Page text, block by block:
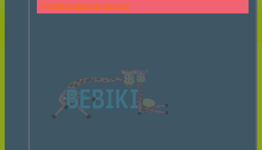
Дитячі комплекси з канатів